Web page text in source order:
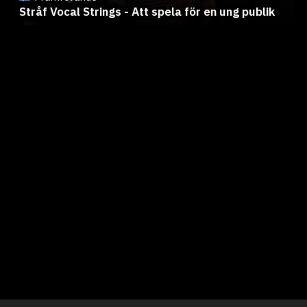
Stråf Vocal Strings - Att spela för en ung publik